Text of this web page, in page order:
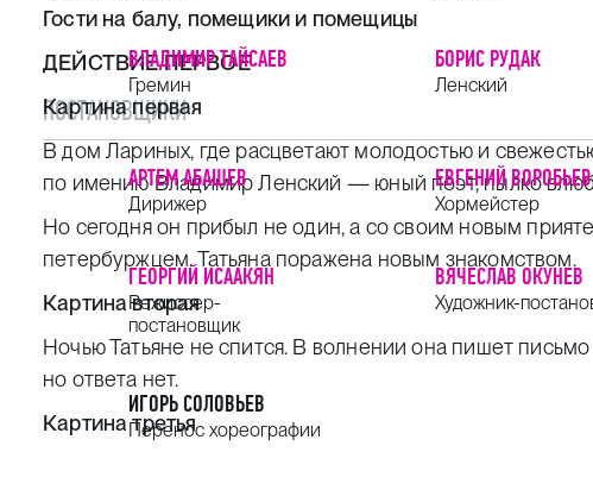
Гости на балу, помещики и помещицы
ДЕЙСТВИЕ ПЕРВОЕ
Картина первая
В дом Лариных, где расцветают молодостью и
по имению Владимир Ленский — юный поэт, пылко
Но сегодня он прибыл не один, а со своим новым
петербуржцем. Татьяна поражена новым знакомством.
Картина вторая
Ночью Татьяне не спится. В волнении она пишет
но ответа нет.
Картина третья
ВЛАДИМИР ТАЙСАЕВ
Гремин
БОРИС РУДАК
Ленский
ПОСТАНОВЩИКИ
АРТЕМ АБАШЕВ
Дирижер
ЕВГЕНИЙ ВОРОБЬЕВ
Хормейстер
ГЕОРГИЙ ИСААКЯН
Режиссер-
постановщик
ВЯЧЕСЛАВ ОКУНЕВ
Художник-
ИГОРЬ СОЛОВЬЕВ
Перенос хореографии